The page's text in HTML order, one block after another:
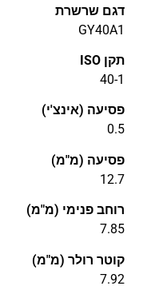
דגם שרשרת
GY40A1
תקן ISO
40-1
פסיעה (אינצ'י)
0.5
פסיעה (מ"מ)
12.7
רוחב פנימי (מ"מ)
7.85
קוטר רולר (מ"מ)
7.92